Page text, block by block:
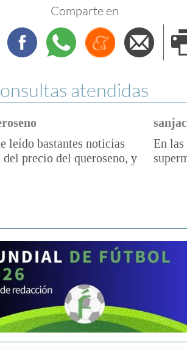
Comparte en
FacebookWhatsappMenéame
atendidas
leído bastantes noticias
del precio del queroseno, y
En las